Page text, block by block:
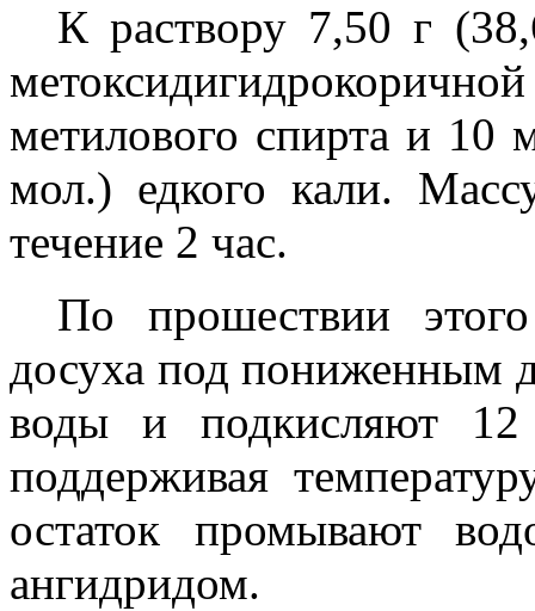
К раствору 7,50 г
метилового спирта и 10
мол.) едкого кали.
течение 2 час.
По прошествии
досуха под пониженным
воды и подкисляют 12
поддерживая
остаток промывают
ангидридом.